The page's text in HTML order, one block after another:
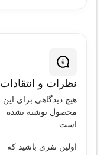
نظرات و انتقادات
هیچ دیدگاهی برای این
محصول نوشته نشده
است.
اولین نفری باشید که